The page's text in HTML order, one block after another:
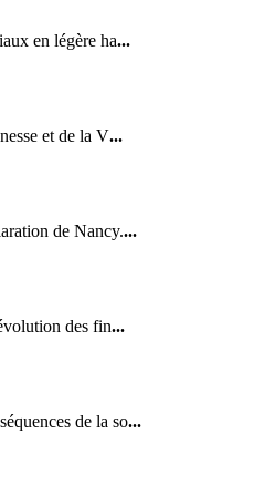
en légère ha...
et de la V...
de Nancy....
des fin...
de la so...